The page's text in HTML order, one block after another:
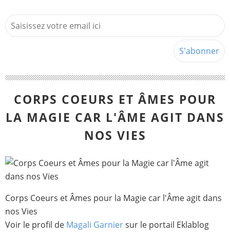
CORPS COEURS ET ÂMES POUR
LA MAGIE CAR L'ÂME AGIT DANS
NOS VIES
Corps Coeurs et Âmes pour la Magie car l'Âme agit dans
nos Vies
Voir le profil de Magali Garniersur le portail Eklablog